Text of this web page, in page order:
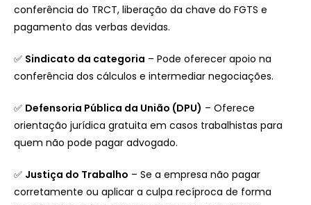
conferência do TRCT, liberação da chave do FGTS e
pagamento das verbas devidas.
✅ Sindicato da categoria – Pode oferecer apoio na
conferência dos cálculos e intermediar negociações.
✅ Defensoria Pública da União (DPU) – Oferece
orientação jurídica gratuita em casos trabalhistas para
quem não pode pagar advogado.
✅ Justiça do Trabalho – Se a empresa não pagar
corretamente ou aplicar a culpa recíproca de forma